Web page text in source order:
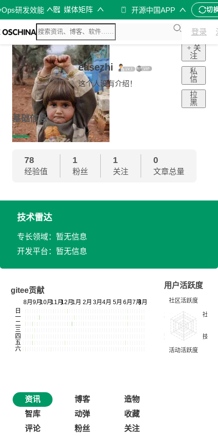
研发效能 媒体矩阵 开源中国APP 切
登录
easezhi
这个人没有介绍！
+ 关
注
私
信
拉
黑
基础信息
78
经验值
1
粉丝
1
关注
0
文章总量
技术雷达
专长领域：暂无信息
开发平台：暂无信息
gitee贡献
用户活跃度
资讯 博客
造物
智库
动弹
收藏
评论
粉丝 关注